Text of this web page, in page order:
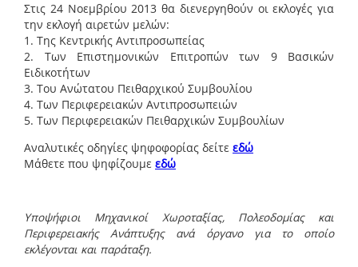
Στις 24 Νοεμβρίου 2013 θα διενεργηθούν οι εκλογές για
την εκλογή αιρετών μελών:
1. Της Κεντρικής Αντιπροσωπείας
2. Των Επιστημονικών Επιτροπών των 9 Βασικών
Ειδικοτήτων
3. Του Ανώτατου Πειθαρχικού Συμβουλίου
4. Των Περιφερειακών Αντιπροσωπειών
5. Των Περιφερειακών Πειθαρχικών Συμβουλίων
Αναλυτικές οδηγίες ψηφοφορίας δείτε εδώ
Μάθετε που ψηφίζουμε εδώ
Υποψήφιοι Μηχανικοί Χωροταξίας, Πολεοδομίας και
Περιφερειακής Ανάπτυξης ανά όργανο για το οποίο
εκλέγονται και παράταξη.